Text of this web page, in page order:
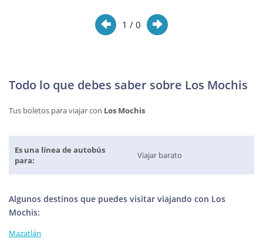
1 / 0
Todo lo que debes saber sobre Los Mochis
Tus boletos para viajar con Los Mochis
Es una línea de autobús
para:
Viajar barato
Algunos destinos que puedes visitar viajando con Los
Mochis:
Mazatlán